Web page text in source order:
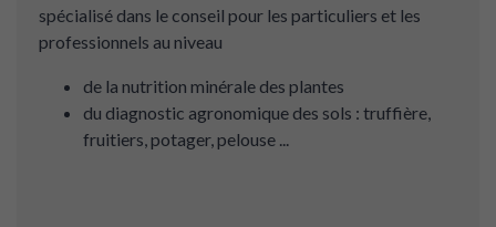
spécialisé dans le conseil pour les particuliers et les
professionnels au niveau
de la nutrition minérale des plantes
du diagnostic agronomique des sols : truffière,
fruitiers, potager, pelouse ...